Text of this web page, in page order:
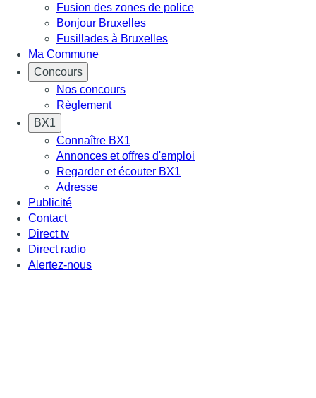
Fusion des zones de police
Bonjour Bruxelles
Fusillades à Bruxelles
Ma Commune
Concours
Nos concours
Règlement
BX1
Connaître BX1
Annonces et offres d'emploi
Regarder et écouter BX1
Adresse
Publicité
Contact
Direct tv
Direct radio
Alertez-nous